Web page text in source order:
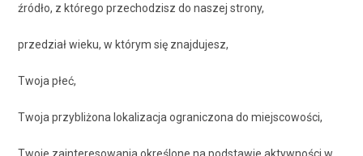
źródło, z którego przechodzisz do naszej strony,
przedział wieku, w którym się znajdujesz,
Twoja płeć,
Twoja przybliżona lokalizacja ograniczona do miejscowości,
Twoje zainteresowania określone na podstawie aktywności w